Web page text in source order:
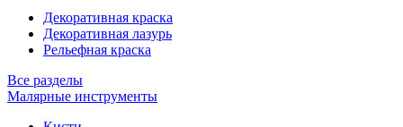
Декоративная краска
Декоративная лазурь
Рельефная краска
Все разделы
Малярные инструменты